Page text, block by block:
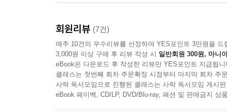
어떤 상황에서도 인간성을 잃지 않는다는 건 어떤
절대적 외로움 상태에서 동료란 어떤 존재일까?
희망이 없다면 인간이 생존해야 하는 이유는 무엇
대체 인간이 지켜야 할 마지막 선(善)은 무엇일까?
“아나카, 옳고 그름은 말이야. 지킬 게 있는 사람
회원리뷰 (7건)
매주 10건의 우수리뷰를 선정하여 YES포인트 3만원을 드
3,000원 이상 구매 후 리뷰 작성 시 일반회원 300원, 마니
eBook은 다운로드 후 작성한 리뷰만 YES포인트 지급됩니
클래스는 첫번째 회차 주문확정 시점부터 마지막 회차 주
사락 독서모임으로 진행된 클래스는 사락 독서모임 게시
eBook 페이백, CD/LP, DVD/Blu-ray, 패션 및 판매금지 상